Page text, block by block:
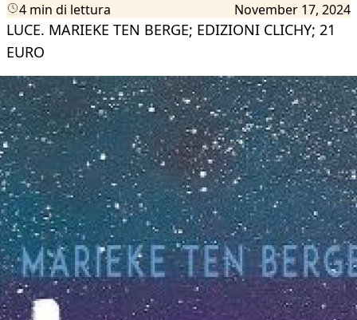
4 min di lettura November 17, 2024
LUCE. MARIEKE TEN BERGE; EDIZIONI CLICHY; 21
EURO